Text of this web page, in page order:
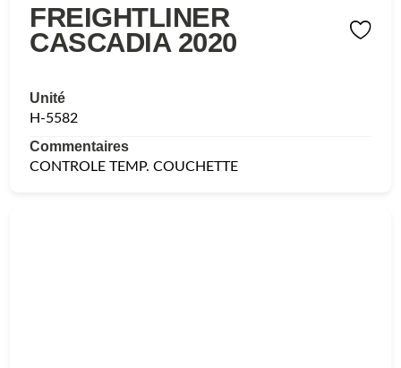
FREIGHTLINER
CASCADIA 2020
Unité
H-5582
Commentaires
CONTROLE TEMP. COUCHETTE